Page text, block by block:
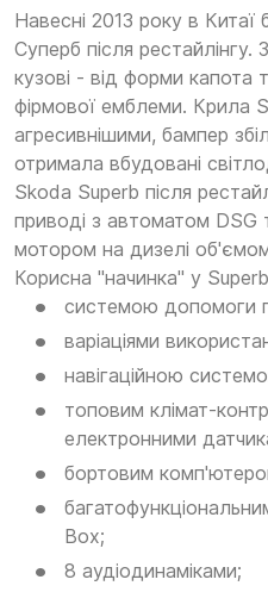
Навесні 2013 року в
Суперб після рестайлінгу.
кузові - від форми капота
фірмової емблеми. Крила
агресивнішими, бампер
отримала вбудовані
Skoda Superb після
приводі з автоматом
мотором на дизелі
Корисна "начинка" у
системою допомоги
варіаціями
навігаційною
топовим клімат-
електронними
бортовим
Box;
8 аудіодинаміками;